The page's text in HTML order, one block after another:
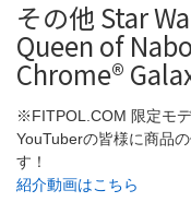
その他 Star
Queen of
Chrome®
※FITPOL.COM 限定モ
YouTuberの皆様に商品
す！
紹介動画はこちら